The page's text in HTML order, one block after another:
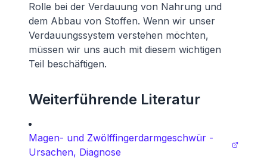
Rolle bei der Verdauung von Nahrung und
dem Abbau von Stoffen. Wenn wir unser
Verdauungssystem verstehen möchten,
müssen wir uns auch mit diesem wichtigen
Teil beschäftigen.
Weiterführende Literatur
Magen- und Zwölffingerdarmgeschwür -
Ursachen, Diagnose